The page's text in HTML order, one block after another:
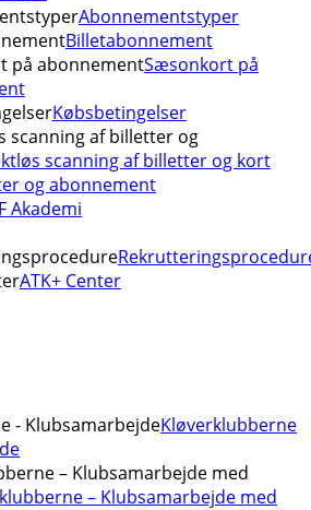
Abonnementstyper
Billetabonnement
på abonnementSæsonkort på
Købsbetingelser
scanning af billetter og
scanning af billetter og kort
og abonnement
Akademi
ATK+ Center
- KlubsamarbejdeKløverklubberne
– Klubsamarbejde med
– Klubsamarbejde med